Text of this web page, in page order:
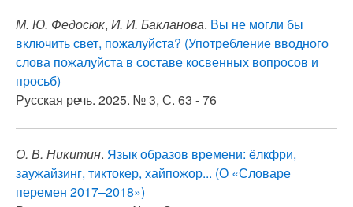
М. Ю. Федосюк, И. И. Бакланова. Вы не могли бы
включить свет, пожалуйста? (Употребление вводного
слова пожалуйста в составе косвенных вопросов и
просьб)
Русская речь. 2025. № 3, С. 63 - 76
О. В. Никитин. Язык образов времени: ёлкфри,
заужайзинг, тиктокер, хайпожор... (О «Словаре
перемен 2017–2018»)